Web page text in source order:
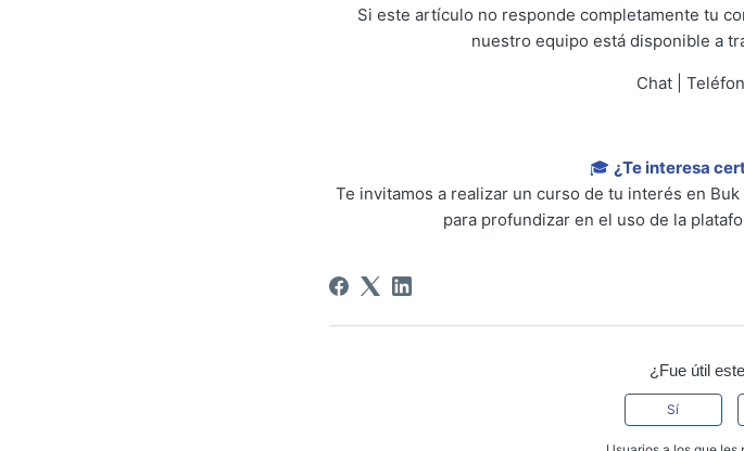
Si este artículo no responde completamente tu
nuestro equipo está disponible a
Chat |
🎓¿Te interesa
Te invitamos a realizar un curso de tu interés en
para profundizar en el uso de la
¿Fue útil
Sí